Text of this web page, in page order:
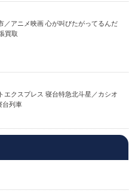
／アニメ映画 心が叫びたがってるんだ
買取
エクスプレス 寝台特急北斗星／カシオ
台列車